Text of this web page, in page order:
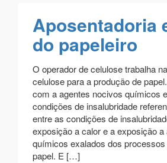
Aposentadoria
do papeleiro
O operador de celulose trabalha
celulose para a produção de
com a agentes nocivos químicos
condições de insalubridade
entre as condições de
exposição a calor e a exposição a
químicos exalados dos
papel. E […]